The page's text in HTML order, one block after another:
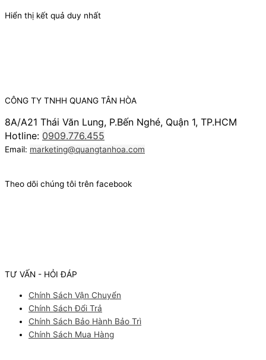
Hiển thị kết quả duy nhất
CÔNG TY TNHH QUANG TÂN HÒA
8A/A21 Thái Văn Lung, P.Bến Nghé, Quận 1, TP.HCM
Hotline: 0909.776.455
Email: marketing@quangtanhoa.com
Theo dõi chúng tôi trên facebook
TƯ VẤN - HỎI ĐÁP
Chính Sách Vận Chuyển
Chính Sách Đổi Trả
Chính Sách Bảo Hành Bảo Trì
Chính Sách Mua Hàng